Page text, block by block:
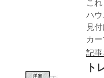
こ
ハウ
見
カ
記事
ト